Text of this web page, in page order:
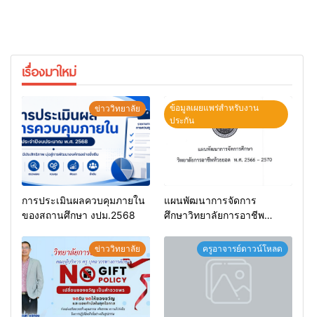
เรื่องมาใหม่
ข่าววิทยาลัย
การประเมินผลควบคุมภายใน
ของสถานศึกษา งปม.2568
ข้อมูลเผยแพร่สำหรับงาน
ประกัน
แผนพัฒนาการจัดการ
ศึกษาวิทยาลัยการอาชีพ
ข่าววิทยาลัย ครูอาจารย์ดาวน์โหลด